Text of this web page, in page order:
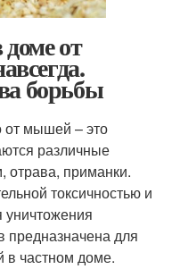
от
борьбы
от мышей – это
различные
отрава, приманки.
токсичностью и
уничтожения
предназначена для
в частном доме.